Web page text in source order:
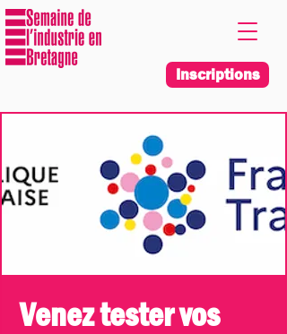
Inscriptions
Venez tester vos